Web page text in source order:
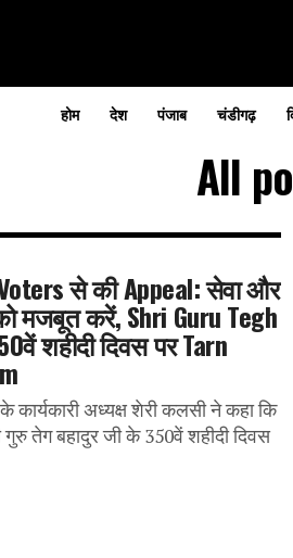
होम देश पंजाब चंडीगढ़
All
से की Appeal: सेवा और
मजबूत करें, Shri Guru Tegh
शहीदी दिवस पर Tarn
कार्यकारी अध्यक्ष शेरी कलसी ने कहा कि
तेग बहादुर जी के 350वें शहीदी दिवस